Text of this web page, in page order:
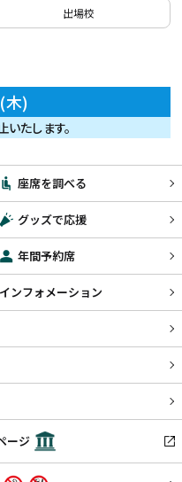
出場校
木)
たします。
座席を調べる
グッズで応援
年間予約席
インフォメーション
ージ